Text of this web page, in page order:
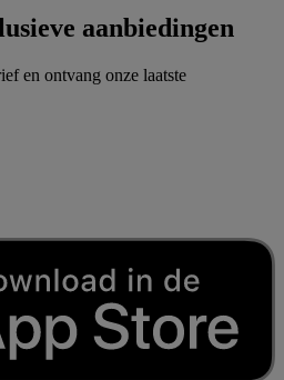
aanbiedingen
en ontvang onze laatste